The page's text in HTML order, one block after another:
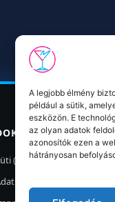
A legjobb élmény
például a sütik,
eszközön. E
az olyan adatok
azonosítók ezen a
hátrányosan
(cookie)